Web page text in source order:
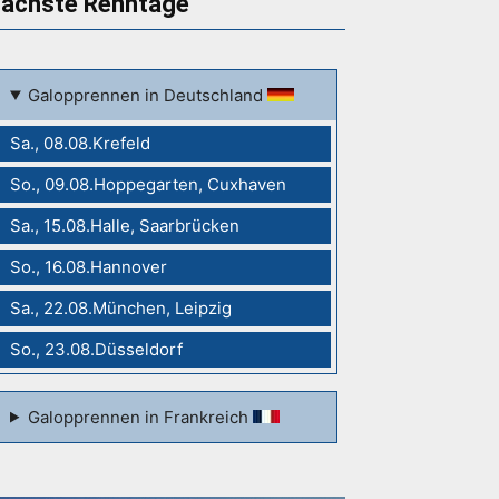
Galopprennen in Deutschland
Sa., 08.08.Krefeld
So., 09.08.Hoppegarten, Cuxhaven
Sa., 15.08.Halle, Saarbrücken
So., 16.08.Hannover
Sa., 22.08.München, Leipzig
So., 23.08.Düsseldorf
Galopprennen in Frankreich